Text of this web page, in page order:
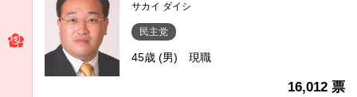
サカイ ダイシ
民主党
45歳 (男) 現職
16,012 票